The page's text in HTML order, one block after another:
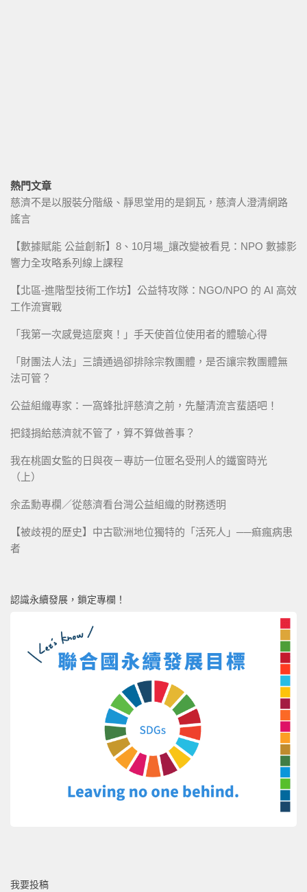
熱門文章
慈濟不是以服裝分階級、靜思堂用的是銅瓦，慈濟人澄清網路
謠言
【數據賦能 公益創新】8、10月場_讓改變被看見：NPO 數據影
響力全攻略系列線上課程
【北區-進階型技術工作坊】公益特攻隊：NGO/NPO 的 AI 高效
工作流實戰
「我第一次感覺這麼爽！」手天使首位使用者的體驗心得
「財團法人法」三讀通過卻排除宗教團體，是否讓宗教團體無
法可管？
公益組織專家：一窩蜂批評慈濟之前，先釐清流言蜚語吧！
把錢捐給慈濟就不管了，算不算做善事？
我在桃園女監的日與夜－專訪一位匿名受刑人的鐵窗時光
（上）
余孟勳專欄／從慈濟看台灣公益組織的財務透明
【被歧視的歷史】中古歐洲地位獨特的「活死人」──痲瘋病患
者
認識永續發展，鎖定專欄！
我要投稿